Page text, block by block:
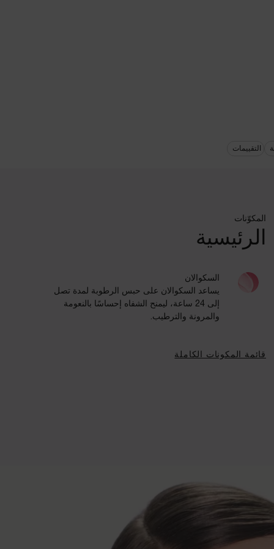
التقييمات
المكوّنات
الرئيسية
السكوالان
يساعد السكوالان على حبس الرطوبة لمدة تصل
إلى 24 ساعة، ليمنح الشفاه إحساسًا بالنعومة
والمرونة والترطيب.
قائمة المكونات الكاملة